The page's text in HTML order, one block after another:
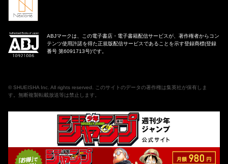
ABJマークは、この電子書店・電子書籍配信サービスが、著作権者からコン
テンツ使用許諾を得た正規版配信サービスであることを示す登録商標(登録
番号 第6091713号)です。
© SHUEISHA Inc. All rights reserved. このサイトのデータの著作権は集英社が保有しま
す。無断複製転載放送等は禁止します。